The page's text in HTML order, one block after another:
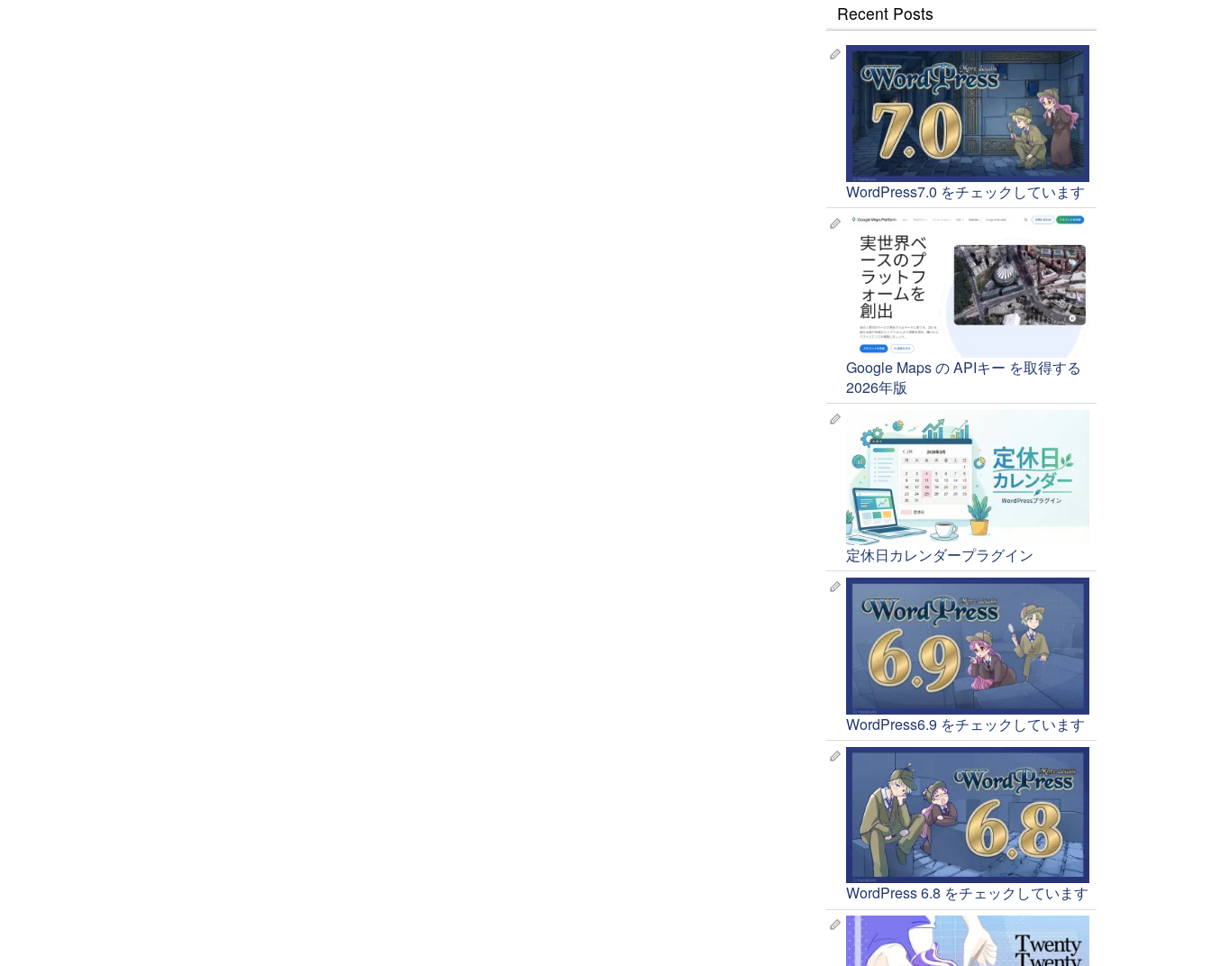
Recent Posts
WordPress7.0 をチェックしています
Google Maps の APIキー を取得する
2026年版
定休日カレンダープラグイン
WordPress6.9 をチェックしています
WordPress 6.8 をチェックしています